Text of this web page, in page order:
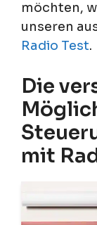
möchten,
unseren
Radio Test.
Die
mit